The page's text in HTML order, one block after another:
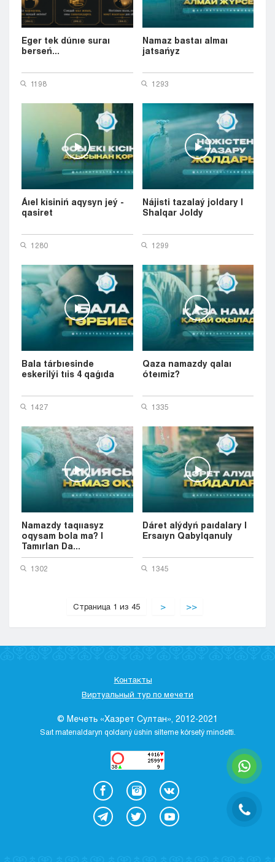
Eger tek dúnıe suraı
berseń...
1198
Namaz bastaı almaı
jatsańyz
1293
Áıel kisiniń aqysyn jeý -
qasiret
1280
Nájisti tazalaý joldary |
Shalqar Joldy
1299
Bala tárbıesinde
eskerilýi tıis 4 qaǵıda
1427
Qaza namazdy qalaı
óteımiz?
1335
Namazdy taqııasyz
oqysam bola ma? |
Tamırlan Da...
1302
Dáret alýdyń paıdalary |
Ersaıyn Qabylqanuly
1345
Страница 1 из 45 > >>
Контакты
Виртуальный тур по мечети
© Мечеть «Хазрет Султан», 2012-2021
Saıt materıaldaryn qoldaný úshіn sіlteme kórsetý mіndettі.